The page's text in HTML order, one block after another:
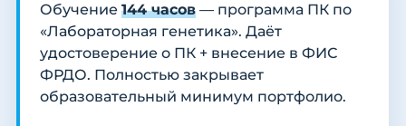
Обучение 144 часов — программа ПК по
«Лабораторная генетика». Даёт
удостоверение о ПК + внесение в ФИС
ФРДО. Полностью закрывает
образовательный минимум портфолио.